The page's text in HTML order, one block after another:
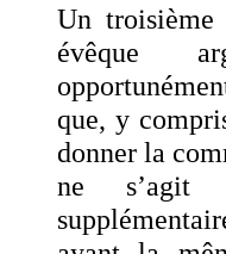
Un troisième
évêque
que, y
donner la
ne s’agit